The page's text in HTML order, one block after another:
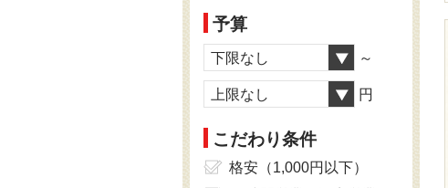
予算
下限なし ～
上限なし 円
こだわり条件
格安（1,000円以下）